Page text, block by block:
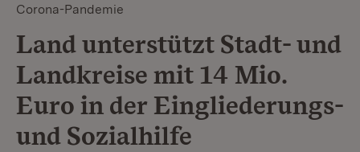
Corona-Pandemie
Land unterstützt Stadt- und
Landkreise mit 14 Mio.
Euro in der Eingliederungs-
und Sozialhilfe